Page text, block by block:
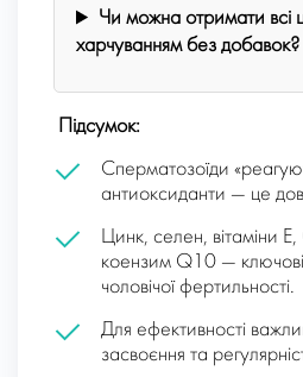
Чи можна отримати всі
харчуванням без добавок?
Підсумок:
Сперматозоїди
антиоксиданти — це
Цинк, селен, вітаміни E,
коензим Q10 —
чоловічої фертильності.
Для ефективності
засвоєння та